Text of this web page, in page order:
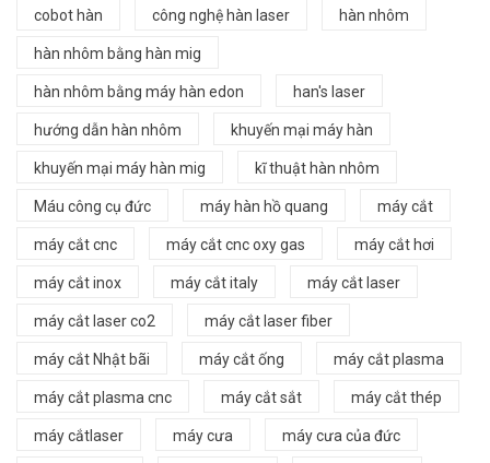
cobot hàn công nghệ hàn laser hàn nhôm
hàn nhôm bằng hàn mig
hàn nhôm bằng máy hàn edon han's laser
hướng dẫn hàn nhôm khuyến mại máy hàn
khuyến mại máy hàn mig kĩ thuật hàn nhôm
Máu công cụ đức máy hàn hồ quang máy cắt
máy cắt cnc máy cắt cnc oxy gas máy cắt hơi
máy cắt inox máy cắt italy máy cắt laser
máy cắt laser co2 máy cắt laser fiber
máy cắt Nhật bãi máy cắt ống máy cắt plasma
máy cắt plasma cnc máy cắt sắt máy cắt thép
máy cắtlaser máy cưa máy cưa của đức